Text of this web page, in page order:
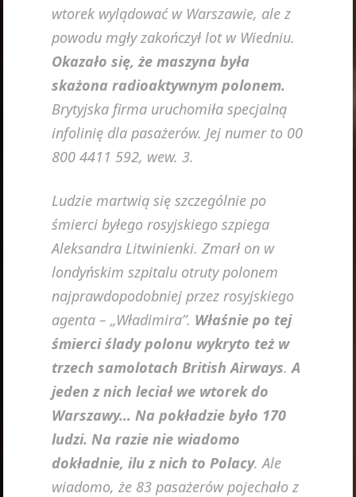
wtorek wylądować w Warszawie, ale z
powodu mgły zakończył lot w Wiedniu.
Okazało się, że maszyna była
skażona radioaktywnym polonem.
Brytyjska firma uruchomiła specjalną
infolinię dla pasażerów. Jej numer to 00
800 4411 592, wew. 3.
Ludzie martwią się szczególnie po
śmierci byłego rosyjskiego szpiega
Aleksandra Litwinienki. Zmarł on w
londyńskim szpitalu otruty polonem
najprawdopodobniej przez rosyjskiego
agenta – „Władimira”. Właśnie po tej
śmierci ślady polonu wykryto też w
trzech samolotach British Airways.A
jeden z nich leciał we wtorek do
Warszawy… Na pokładzie było 170
ludzi. Na razie nie wiadomo
dokładnie, ilu z nich to Polacy. Ale
wiadomo, że 83 pasażerów pojechało z